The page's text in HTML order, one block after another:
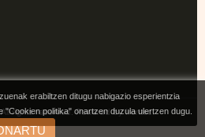
erabiltzen ditugu nabigazio esperientzia
politika" onartzen duzula ulertzen dugu.
rights reserved. Powered by Irontec.